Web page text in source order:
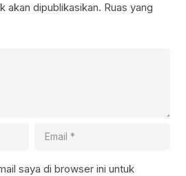
akan dipublikasikan. Ruas yang
saya di browser ini untuk